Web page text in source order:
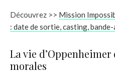
Découvrez >> Mission
: date de sortie, casting,
La vie
morales